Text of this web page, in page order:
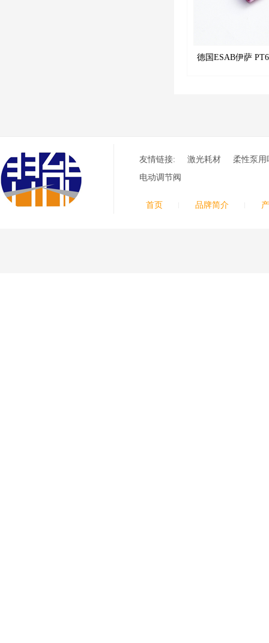
德国ESAB伊萨
首页 品牌简介
友情链接: 激光耗材
柔性泵用
电动调节阀